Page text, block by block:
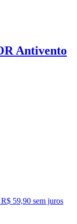
Antivento
R$ 59,90 sem juros